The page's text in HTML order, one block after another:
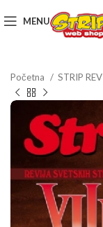
MENU
Početna STRIP